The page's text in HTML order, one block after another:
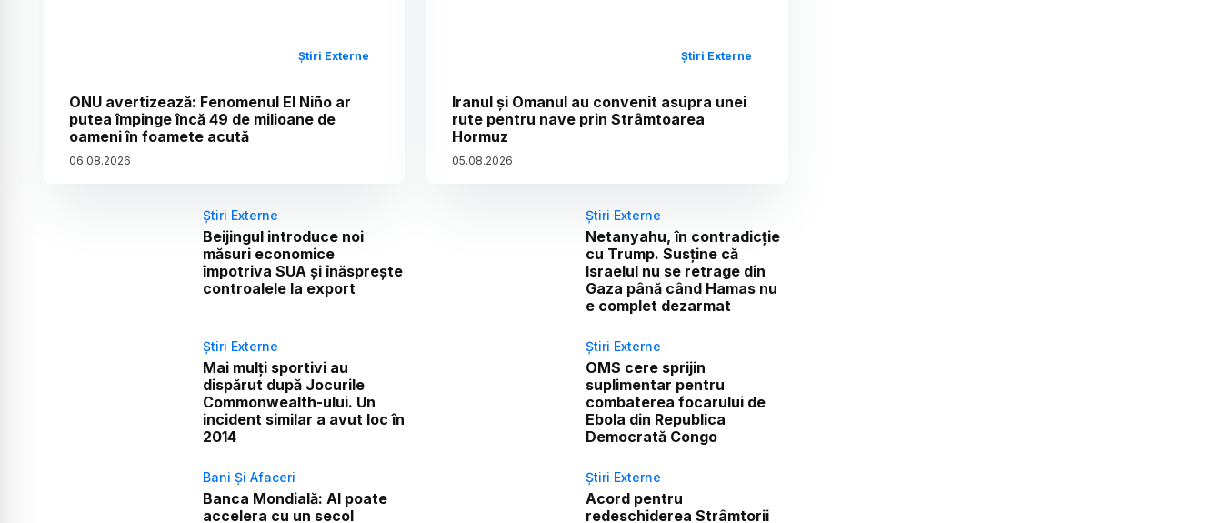
Știri Externe
ONU avertizează: Fenomenul El Niño ar
putea împinge încă 49 de milioane de
oameni în foamete acută
06.08.2026
Știri Externe
Iranul și Omanul au convenit asupra unei
rute pentru nave prin Strâmtoarea
Hormuz
05.08.2026
Știri Externe
Beijingul introduce noi
măsuri economice
împotriva SUA și înăsprește
controalele la export
Știri Externe
Netanyahu, în contradicție
cu Trump. Susține că
Israelul nu se retrage din
Gaza până când Hamas nu
e complet dezarmat
Știri Externe
Mai mulți sportivi au
dispărut după Jocurile
Commonwealth-ului. Un
incident similar a avut loc în
2014
Știri Externe
OMS cere sprijin
suplimentar pentru
combaterea focarului de
Ebola din Republica
Democrată Congo
Bani Și Afaceri
Banca Mondială: AI poate
accelera cu un secol
Știri Externe
Acord pentru
redeschiderea Strâmtorii